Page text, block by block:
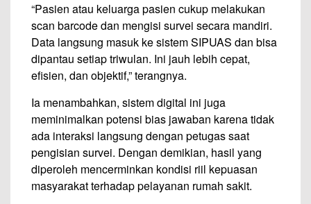
“Pasien atau keluarga pasien cukup melakukan
scan barcode dan mengisi survei secara mandiri.
Data langsung masuk ke sistem SIPUAS dan bisa
dipantau setiap triwulan. Ini jauh lebih cepat,
efisien, dan objektif,” terangnya.
Ia menambahkan, sistem digital ini juga
meminimalkan potensi bias jawaban karena tidak
ada interaksi langsung dengan petugas saat
pengisian survei. Dengan demikian, hasil yang
diperoleh mencerminkan kondisi riil kepuasan
masyarakat terhadap pelayanan rumah sakit.